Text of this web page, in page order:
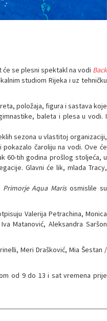
će se plesni spektakl na vodi Back
studiom Rijeka i uz tehničku
položaja, figura i sastava koje
baleta i plesa u vodi. I
sezona u vlastitoj organizaciji,
čaroliju na vodi. Ove će
60-tih godina prošlog stoljeća, u
Glavni će lik, mlada Tracy,
Primorje Aqua Marisosmislile su
Valerija Petrachina, Monica
Matanović, Aleksandra Saršon
Meri Drašković, Mia Šestan /
od 9 do 13 i sat vremena prije